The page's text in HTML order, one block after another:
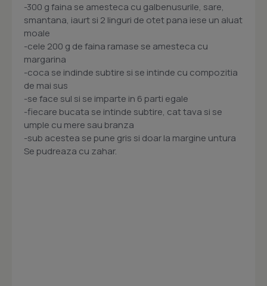
-300 g faina se amesteca cu galbenusurile, sare,
smantana, iaurt si 2 linguri de otet pana iese un aluat
moale
-cele 200 g de faina ramase se amesteca cu
margarina
-coca se indinde subtire si se intinde cu compozitia
de mai sus
-se face sul si se imparte in 6 parti egale
-fiecare bucata se intinde subtire, cat tava si se
umple cu mere sau branza
-sub acestea se pune gris si doar la margine untura
Se pudreaza cu zahar.